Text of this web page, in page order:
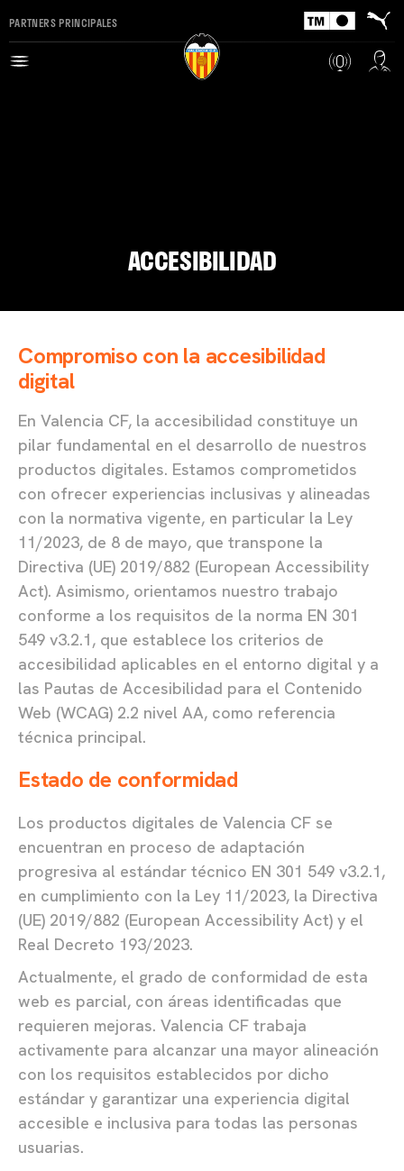
PARTNERS PRINCIPALES
ACCESIBILIDAD
Compromiso con la accesibilidad
digital
En Valencia CF, la accesibilidad constituye un
pilar fundamental en el desarrollo de nuestros
productos digitales. Estamos comprometidos
con ofrecer experiencias inclusivas y alineadas
con la normativa vigente, en particular la Ley
11/2023, de 8 de mayo, que transpone la
Directiva (UE) 2019/882 (European Accessibility
Act). Asimismo, orientamos nuestro trabajo
conforme a los requisitos de la norma EN 301
549 v3.2.1, que establece los criterios de
accesibilidad aplicables en el entorno digital y a
las Pautas de Accesibilidad para el Contenido
Web (WCAG) 2.2 nivel AA, como referencia
técnica principal.
Estado de conformidad
Los productos digitales de Valencia CF se
encuentran en proceso de adaptación
progresiva al estándar técnico EN 301 549 v3.2.1,
en cumplimiento con la Ley 11/2023, la Directiva
(UE) 2019/882 (European Accessibility Act) y el
Real Decreto 193/2023.
Actualmente, el grado de conformidad de esta
web es parcial, con áreas identificadas que
requieren mejoras. Valencia CF trabaja
activamente para alcanzar una mayor alineación
con los requisitos establecidos por dicho
estándar y garantizar una experiencia digital
accesible e inclusiva para todas las personas
usuarias.